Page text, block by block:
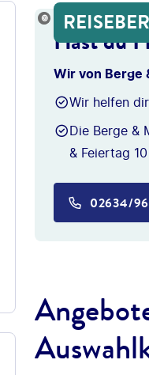
©Antonio_Diaz
Hast du
Wir von Berge
Wir helfen
Die Berge &
& Feiertag
02634/